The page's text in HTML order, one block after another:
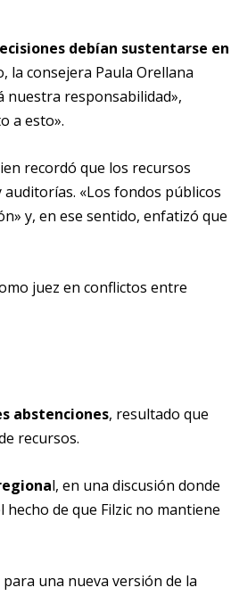
debían sustentarse en
la consejera Paula Orellana
nuestra responsabilidad»,
a esto».
recordó que los recursos
«Los fondos públicos
y, en ese sentido, enfatizó que
juez en conflictos entre
abstenciones, resultado que
recursos.
l, en una discusión donde
de que Filzic no mantiene
una nueva versión de la